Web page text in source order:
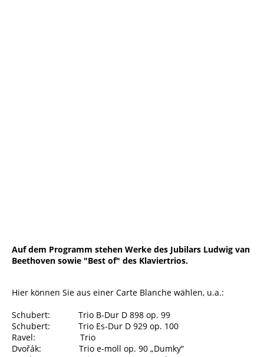
Auf dem Programm stehen Werke des Jubilars Ludwig van
Beethoven sowie "Best of" des Klaviertrios.
Hier können Sie aus einer Carte Blanche wählen, u.a.:
Schubert: Trio B-Dur D 898 op. 99
Schubert: Trio Es-Dur D 929 op. 100
Ravel: Trio
Dvořák: Trio e-moll op. 90 „Dumky“